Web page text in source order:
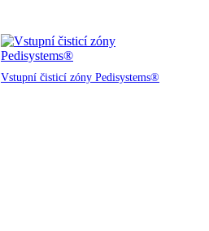
Vstupní čisticí zóny Pedisystems®